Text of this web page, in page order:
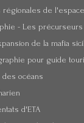
de
- Les précurseurs
de la mafia
pour guide
océans
d'ETA